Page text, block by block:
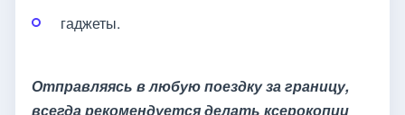
гаджеты.
Отправляясь в любую поездку за границу,
всегда рекомендуется делать ксерокопии